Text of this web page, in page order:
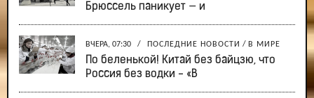
Брюссель паникует — и
ВЧЕРА, 07:30 / ПОСЛЕДНИЕ НОВОСТИ / В МИРЕ
По беленькой! Китай без байцзю, что
Россия без водки - «В